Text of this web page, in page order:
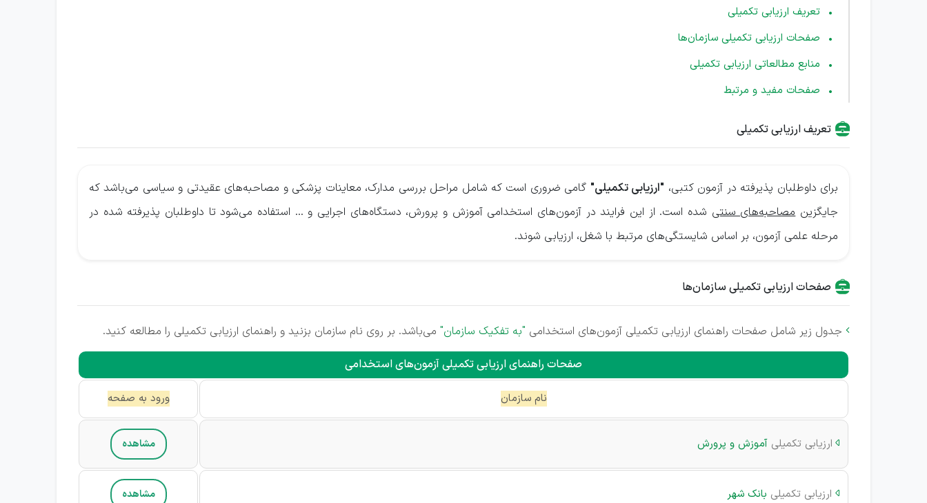
تعریف ارزیابی تکمیلی
صفحات ارزیابی تکمیلی سازمان‌ها
منابع مطالعاتی ارزیابی تکمیلی
صفحات مفید و مرتبط
تعریف ارزیابی تکمیلی
برای داوطلبان پذیرفته در آزمون کتبی، "ارزیابی تکمیلی" گامی ضروری است که شامل مراحل بررسی مدارک، معاینات پزشکی و مصاحبه‌های عقیدتی و سیاسی می‌باشد که
جایگزینمصاحبه‌های سنتی شده است. از این فرایند در آزمون‌های استخدامی آموزش و پرورش، دستگاه‌های اجرایی و ... استفاده می‌شود تا داوطلبان پذیرفته شده در
مرحله علمی آزمون، بر اساس شایستگی‌های مرتبط با شغل، ارزیابی شوند.
صفحات ارزیابی تکمیلی سازمان‌ها
 جدول زیر شامل صفحات راهنمای ارزیابی تکمیلی آزمون‌های استخدامی "به تفکیک سازمان" می‌باشد. بر روی نام سازمان بزنید و راهنمای ارزیابی تکمیلی را مطالعه کنید.
صفحات راهنمای ارزیابی تکمیلی آزمون‌های استخدامی
نام سازمان ورود به صفحه
 ارزیابی تکمیلی آموزش و پرورش مشاهده
 ارزیابی تکمیلی بانک شهر مشاهده